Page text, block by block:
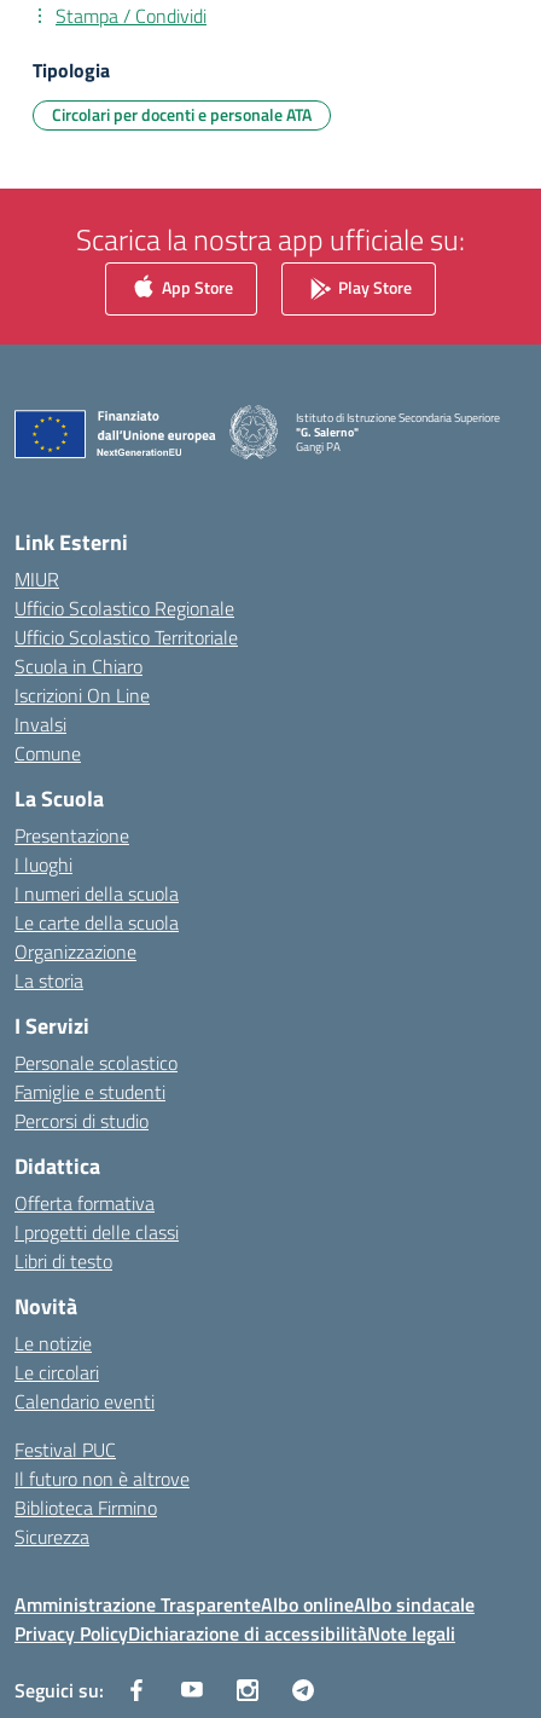
Stampa / Condividi
Tipologia
Circolari per docenti e personale ATA
Scarica la nostra app ufficiale su:
App Store Play Store
Istituto di Istruzione Secondaria Superiore
"G. Salerno"
Gangi PA
— Visita la pagina iniziale della scuola
Link Esterni
MIUR
Ufficio Scolastico Regionale
Ufficio Scolastico Territoriale
Scuola in Chiaro
Iscrizioni On Line
Invalsi
Comune
La Scuola
Presentazione
I luoghi
I numeri della scuola
Le carte della scuola
Organizzazione
La storia
I Servizi
Personale scolastico
Famiglie e studenti
Percorsi di studio
Didattica
Offerta formativa
I progetti delle classi
Libri di testo
Novità
Le notizie
Le circolari
Calendario eventi
Festival PUC
Il futuro non è altrove
Biblioteca Firmino
Sicurezza
Amministrazione TrasparenteAlbo onlineAlbo sindacale
Privacy PolicyDichiarazione di accessibilitàNote legali
Seguici su: